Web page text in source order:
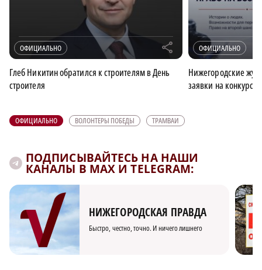
ОФИЦИАЛЬНО r
Глеб Никитин обратился к строителям в День
строителя
ОФИЦИАЛЬНО
Нижегородские
заявки на конкурс
ОФИЦИАЛЬНО ВОЛОНТЕРЫ ПОБЕДЫ ТРАМВАИ
ПОДПИСЫВАЙТЕСЬ НА НАШИ
КАНАЛЫ В MAX И TELEGRAM:
НИЖЕГОРОДСКАЯ ПРАВДА
Быстро, честно, точно. И ничего лишнего